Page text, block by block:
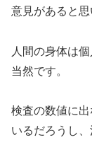
意見があると思
人間の身体は
当然です。
検査の数値に
いるだろうし、